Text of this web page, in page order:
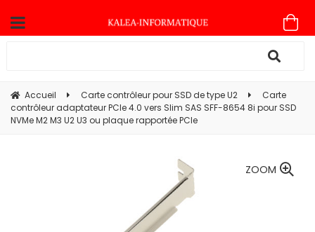
Accueil Carte contrôleur pour SSD de type U2
Carte
contrôleur adaptateur PCIe 4.0 vers Slim SAS SFF-8654 8i pour SSD
NVMe M2 M3 U2 U3 ou plaque rapportée PCIe
ZOOM